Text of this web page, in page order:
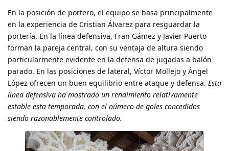
En la posición de portero, el equipo se basa principalmente
en la experiencia de Cristian Álvarez para resguardar la
portería. En la línea defensiva, Fran Gámez y Javier Puerto
forman la pareja central, con su ventaja de altura siendo
particularmente evidente en la defensa de jugadas a balón
parado. En las posiciones de lateral, Víctor Mollejo y Ángel
López ofrecen un buen equilibrio entre ataque y defensa. Esta
línea defensiva ha mostrado un rendimiento relativamente
estable esta temporada, con el número de goles concedidos
siendo razonablemente controlado.